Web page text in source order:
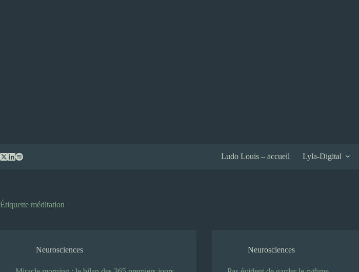
au
Ludo Louis – accueil Lyla-Digital
Étiquette méditation
Neurosciences Neurosciences